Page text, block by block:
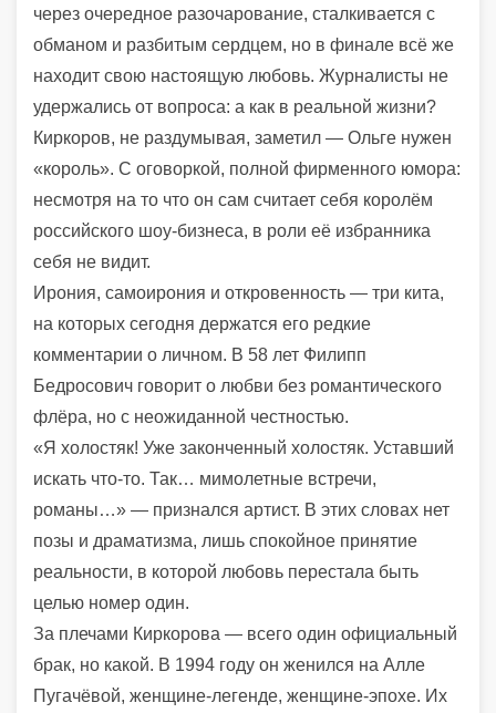
через очередное разочарование, сталкивается с
обманом и разбитым сердцем, но в финале всё же
находит свою настоящую любовь. Журналисты не
удержались от вопроса: а как в реальной жизни?
Киркоров, не раздумывая, заметил — Ольге нужен
«король». С оговоркой, полной фирменного юмора:
несмотря на то что он сам считает себя королём
российского шоу-бизнеса, в роли её избранника
себя не видит.
Ирония, самоирония и откровенность — три кита,
на которых сегодня держатся его редкие
комментарии о личном. В 58 лет Филипп
Бедросович говорит о любви без романтического
флёра, но с неожиданной честностью.
«Я холостяк! Уже законченный холостяк. Уставший
искать что-то. Так… мимолетные встречи,
романы…» — признался артист. В этих словах нет
позы и драматизма, лишь спокойное принятие
реальности, в которой любовь перестала быть
целью номер один.
За плечами Киркорова — всего один официальный
брак, но какой. В 1994 году он женился на Алле
Пугачёвой, женщине-легенде, женщине-эпохе. Их